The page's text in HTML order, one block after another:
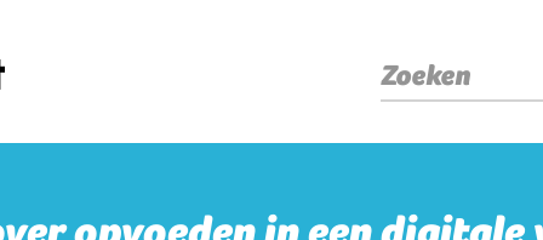
Zoeken